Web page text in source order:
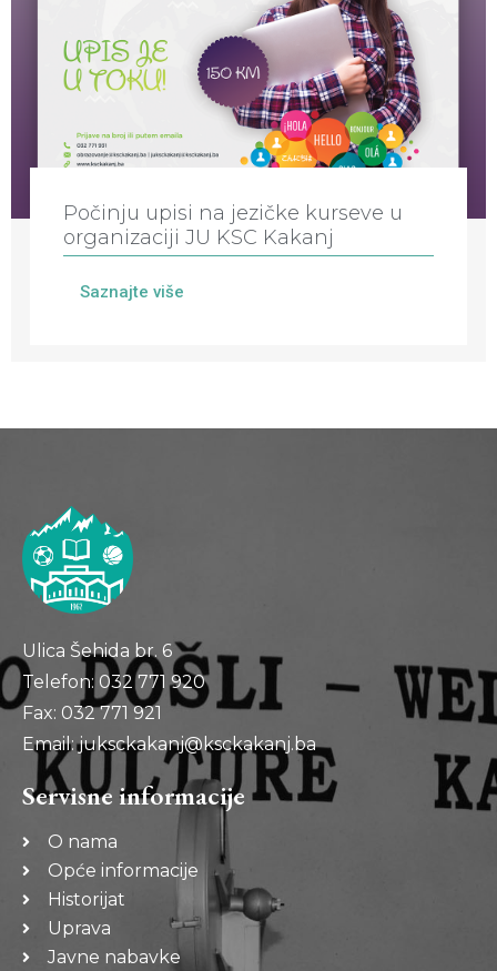
Počinju upisi na jezičke kurseve u
organizaciji JU KSC Kakanj
Saznajte više
Ulica Šehida br. 6
Telefon: 032 771 920
Fax: 032 771 921
Email: juksckakanj@ksckakanj.ba
Servisne informacije
O nama
Opće informacije
Historijat
Uprava
Javne nabavke